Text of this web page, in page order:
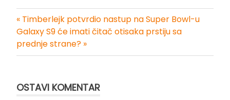
Kretanje
članka
« Timberlejk potvrdio nastup na Super Bowl-u
Galaxy S9 će imati čitač otisaka prstiju sa
prednje strane? »
OSTAVI KOMENTAR